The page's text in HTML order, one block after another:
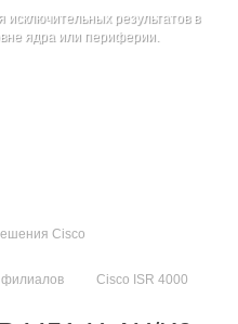
результатов в
ядра или периферии.
владенияи
бизнеса
Cisco
Cisco ISR 4000